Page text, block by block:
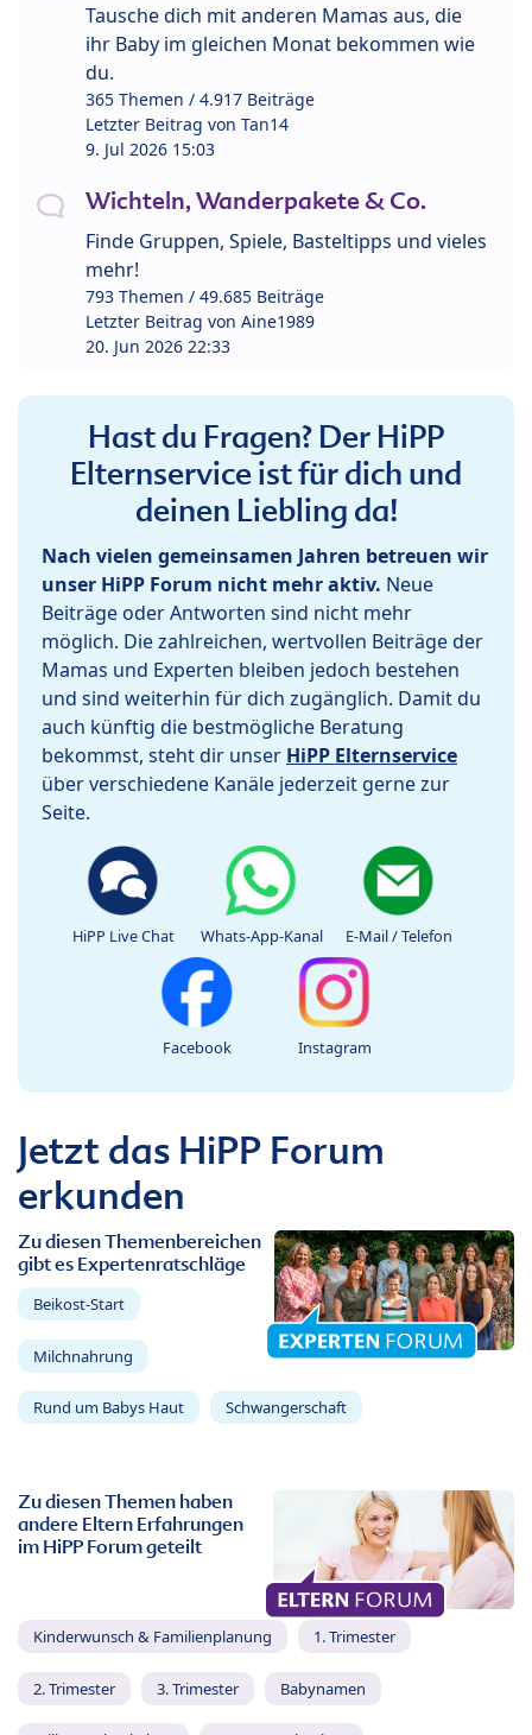
Tausche dich mit anderen Mamas aus, die
ihr Baby im gleichen Monat bekommen wie
du.
365 Themen / 4.917 Beiträge
Letzter Beitrag von Tan14
9. Jul 2026 15:03
Wichteln, Wanderpakete & Co.
Finde Gruppen, Spiele, Basteltipps und vieles
mehr!
793 Themen / 49.685 Beiträge
Letzter Beitrag von Aine1989
20. Jun 2026 22:33
Hast du Fragen? Der HiPP
Elternservice ist für dich und
deinen Liebling da!
Nach vielen gemeinsamen Jahren betreuen wir
unser HiPP Forum nicht mehr aktiv. Neue
Beiträge oder Antworten sind nicht mehr
möglich. Die zahlreichen, wertvollen Beiträge der
Mamas und Experten bleiben jedoch bestehen
und sind weiterhin für dich zugänglich. Damit du
auch künftig die bestmögliche Beratung
bekommst, steht dir unser HiPP Elternservice
über verschiedene Kanäle jederzeit gerne zur
Seite.
HiPP Live Chat Whats-App-Kanal E-Mail / Telefon
Facebook Instagram
Jetzt das HiPP Forum
erkunden
Zu diesen Themenbereichen
gibt es Expertenratschläge
Beikost-Start
Milchnahrung
Rund um Babys Haut Schwangerschaft
Zu diesen Themen haben
andere Eltern Erfahrungen
im HiPP Forum geteilt
Kinderwunsch & Familienplanung 1. Trimester
2. Trimester 3. Trimester Babynamen